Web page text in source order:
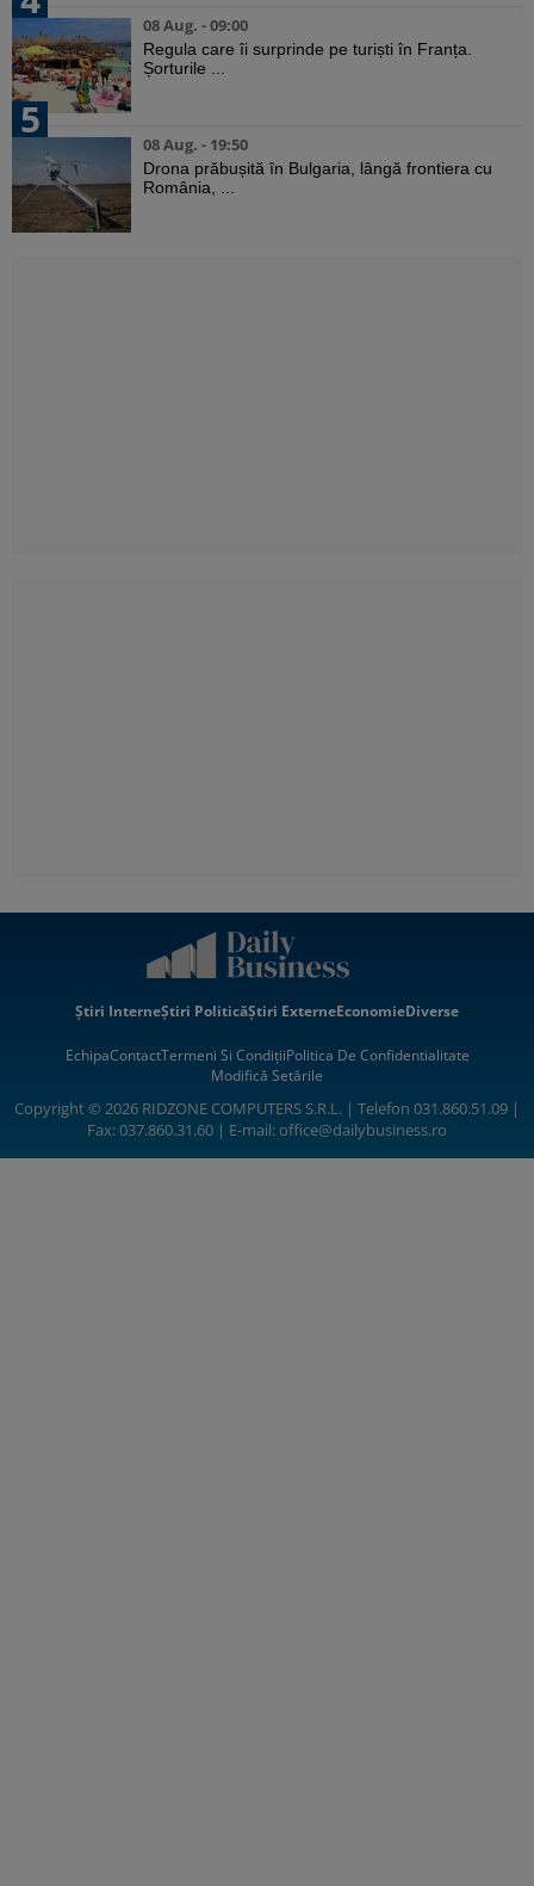
08 Aug. - 09:00
Regula care îi surprinde pe turiști în Franța.
Șorturile ...
5
08 Aug. - 19:50
Drona prăbușită în Bulgaria, lângă frontiera cu
România, ...
Știri InterneȘtiri PoliticăȘtiri ExterneEconomieDiverse
EchipaContactTermeni Si CondițiiPolitica De Confidentialitate
Modifică Setările
Copyright © 2026 RIDZONE COMPUTERS S.R.L. | Telefon 031.860.51.09 |
Fax: 037.860.31.60 | E-mail:office@dailybusiness.ro